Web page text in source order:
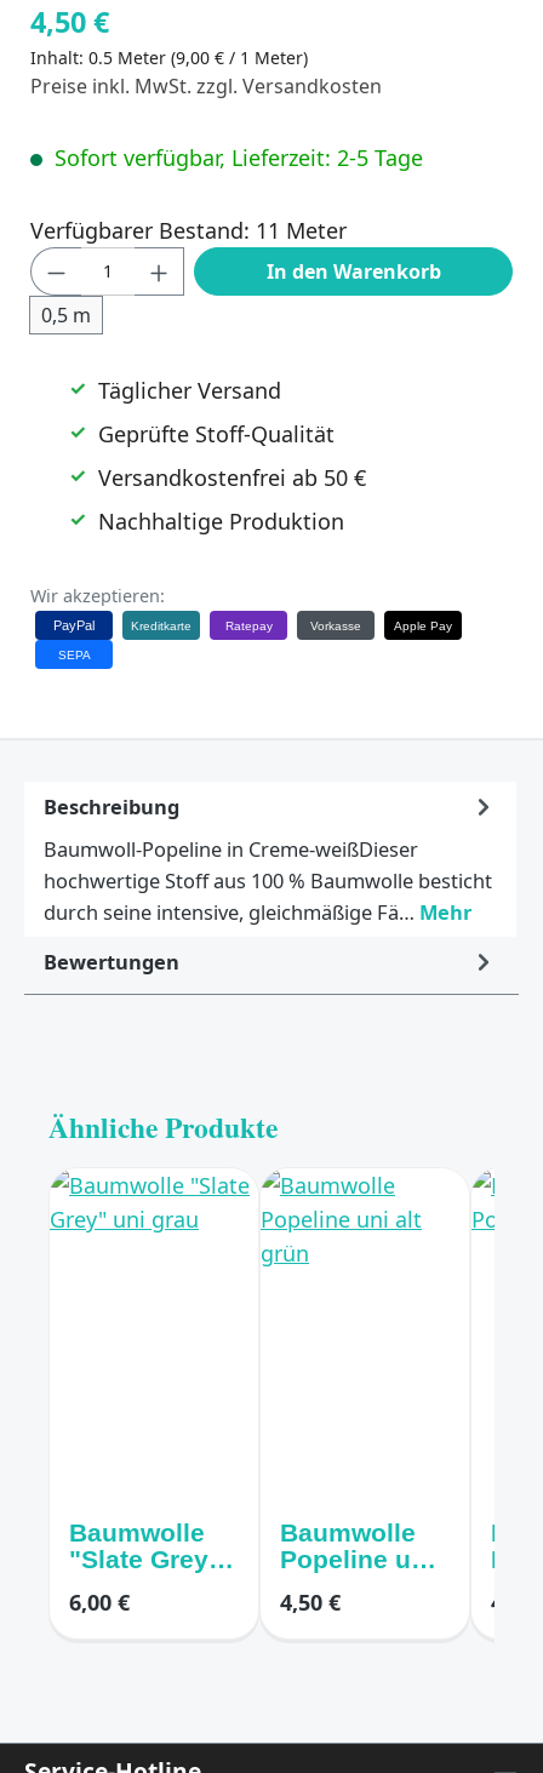
4,50 €
Inhalt: 0.5 Meter (9,00 € / 1 Meter)
Preise inkl. MwSt. zzgl. Versandkosten
Sofort verfügbar, Lieferzeit: 2-5 Tage
Verfügbarer Bestand: 11 Meter
Produkt Anzahl: Gib den gewünschten
0,5 m
In den Warenkorb
Täglicher Versand
Geprüfte Stoff-Qualität
Versandkostenfrei ab 50 €
Nachhaltige Produktion
Wir akzeptieren:
PayPal Kreditkarte Ratepay Vorkasse Apple Pay
SEPA
Beschreibung
Baumwoll-Popeline in Creme-weißDieser
hochwertige Stoff aus 100 % Baumwolle besticht
durch seine intensive, gleichmäßige Fä… Mehr
Bewertungen
Ähnliche Produkte
Baumwolle
"Slate Grey"
6,00 €
Baumwolle
Popeline uni
4,50 € 4,50